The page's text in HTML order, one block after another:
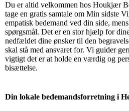
Du er altid velkommen hos Houkjær
tage en gratis samtale om Min sidste
empatisk bedemand ved din side,
spørgsmål. Det er en stor hjælp for
nedfældet dine ønsker til den
skal stå med ansvaret for. Vi guider
vigtigt det er at holde en værdig og
bisættelse.
Din lokale bedemandsforretning i